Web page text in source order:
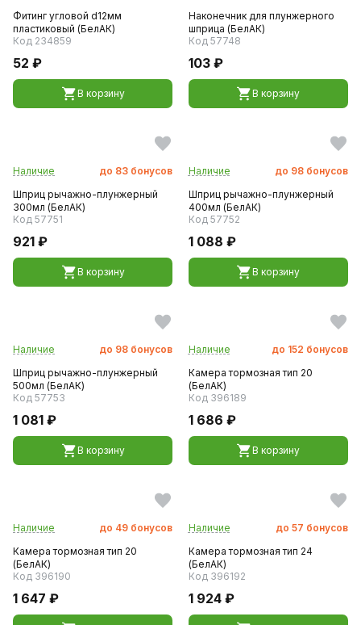
Фитинг угловой d12мм
пластиковый (БелАК)
Код 234859
52 ₽
В корзину
Наконечник для плунжерного
шприца (БелАК)
Код 57748
103 ₽
В корзину
Наличие до 83 бонусов
Шприц рычажно-плунжерный
300мл (БелАК)
Код 57751
921 ₽
В корзину
Наличие до 98 бонусов
Шприц рычажно-плунжерный
400мл (БелАК)
Код 57752
1 088 ₽
В корзину
Наличие до 98 бонусов
Шприц рычажно-плунжерный
500мл (БелАК)
Код 57753
1 081 ₽
В корзину
Наличие до 152 бонусов
Камера тормозная тип 20
(БелАК)
Код 396189
1 686 ₽
В корзину
Наличие до 49 бонусов
Камера тормозная тип 20
(БелАК)
Код 396190
1 647 ₽
Наличие до 57 бонусов
Камера тормозная тип 24
(БелАК)
Код 396192
1 924 ₽